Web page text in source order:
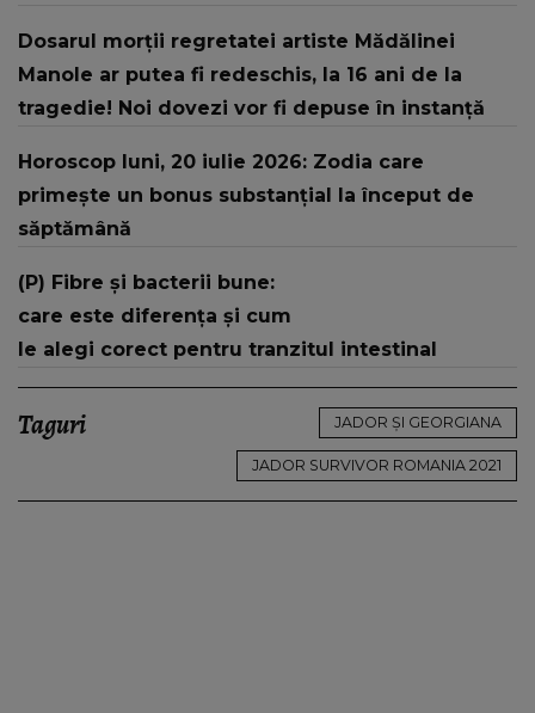
Dosarul morții regretatei artiste Mădălinei
Manole ar putea fi redeschis, la 16 ani de la
tragedie! Noi dovezi vor fi depuse în instanță
Horoscop luni, 20 iulie 2026: Zodia care
primește un bonus substanțial la început de
săptămână
(P) Fibre și bacterii bune:
care este diferența și cum
le alegi corect pentru tranzitul intestinal
Taguri JADOR ȘI GEORGIANA
JADOR SURVIVOR ROMANIA 2021